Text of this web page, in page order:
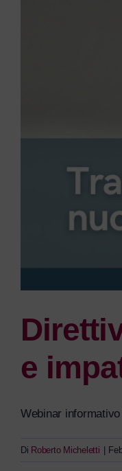
e
Webinar
Di Roberto Micheletti